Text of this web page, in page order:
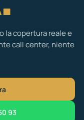
la copertura reale e
call center, niente
93